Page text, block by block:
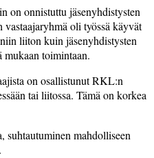
on onnistuttu jäsenyhdistysten
oli työssä käyvät
liiton kuin jäsenyhdistysten
mukaan toimintaan.
on osallistunut RKL:n
tai liitossa. Tämä on korkea
suhtautuminen mahdolliseen